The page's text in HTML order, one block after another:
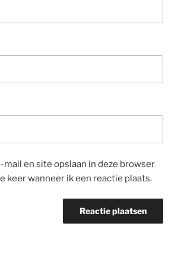
mail en site opslaan in deze browser
keer wanneer ik een reactie plaats.